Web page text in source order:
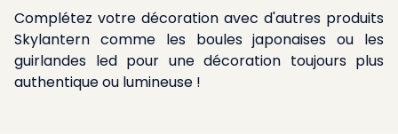
Complétez votre décoration avec d'autres produits
Skylantern comme les boules japonaises ou les
guirlandes led pour une décoration toujours plus
authentique ou lumineuse !